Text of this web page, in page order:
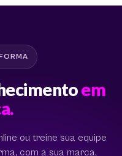
em
ou treine sua equipe
com a sua marca.